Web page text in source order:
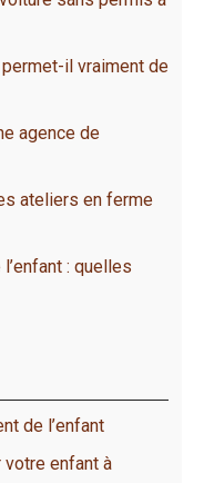
il vraiment de
agence de
ateliers en ferme
: quelles
de l’enfant
enfant à